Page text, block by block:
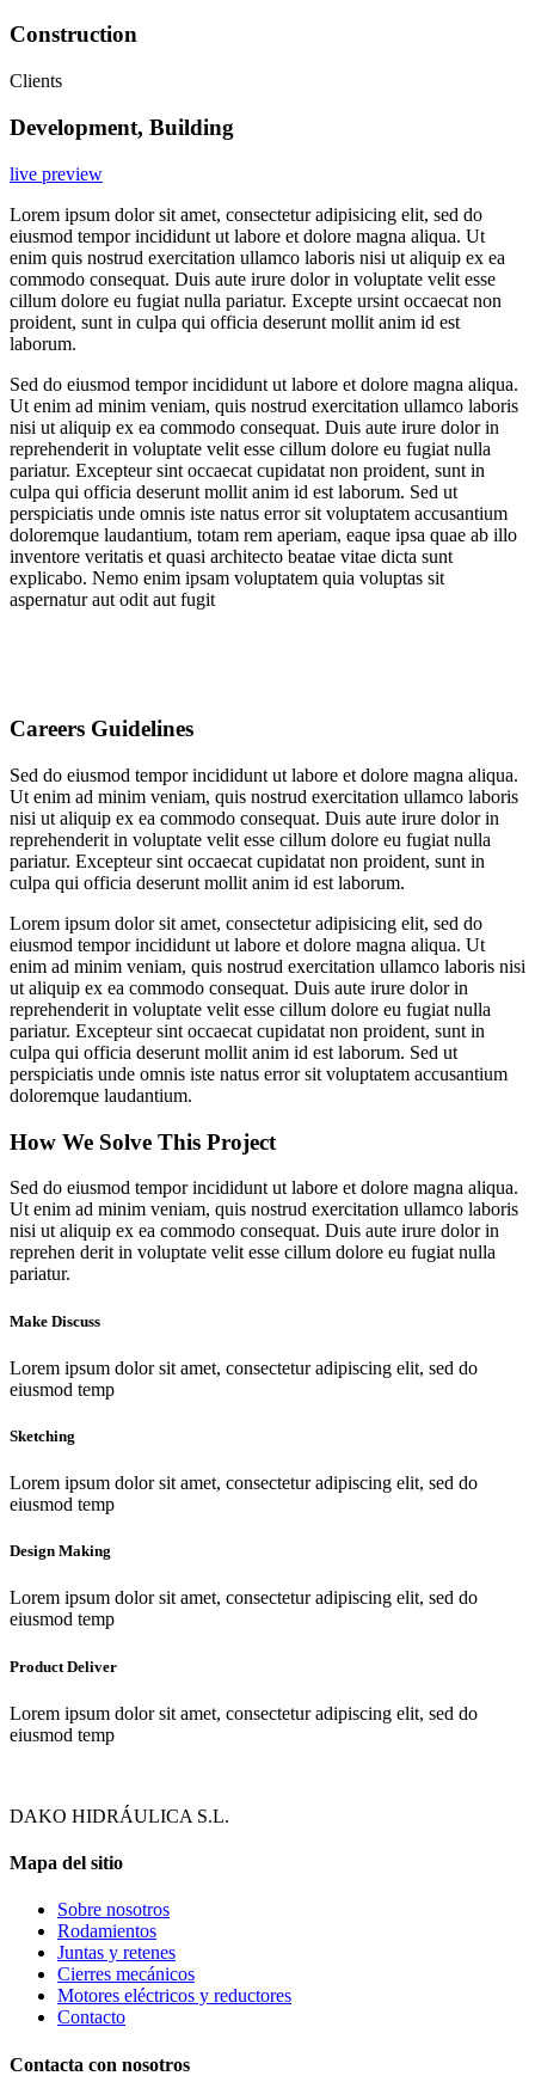
Construction
Clients
Development, Building
live preview
Lorem ipsum dolor sit amet, consectetur adipisicing elit, sed do
eiusmod tempor incididunt ut labore et dolore magna aliqua. Ut
enim quis nostrud exercitation ullamco laboris nisi ut aliquip ex ea
commodo consequat. Duis aute irure dolor in voluptate velit esse
cillum dolore eu fugiat nulla pariatur. Excepte ursint occaecat non
proident, sunt in culpa qui officia deserunt mollit anim id est
laborum.
Sed do eiusmod tempor incididunt ut labore et dolore magna aliqua.
Ut enim ad minim veniam, quis nostrud exercitation ullamco laboris
nisi ut aliquip ex ea commodo consequat. Duis aute irure dolor in
reprehenderit in voluptate velit esse cillum dolore eu fugiat nulla
pariatur. Excepteur sint occaecat cupidatat non proident, sunt in
culpa qui officia deserunt mollit anim id est laborum. Sed ut
perspiciatis unde omnis iste natus error sit voluptatem accusantium
doloremque laudantium, totam rem aperiam, eaque ipsa quae ab illo
inventore veritatis et quasi architecto beatae vitae dicta sunt
explicabo. Nemo enim ipsam voluptatem quia voluptas sit
aspernatur aut odit aut fugit
Careers Guidelines
Sed do eiusmod tempor incididunt ut labore et dolore magna aliqua.
Ut enim ad minim veniam, quis nostrud exercitation ullamco laboris
nisi ut aliquip ex ea commodo consequat. Duis aute irure dolor in
reprehenderit in voluptate velit esse cillum dolore eu fugiat nulla
pariatur. Excepteur sint occaecat cupidatat non proident, sunt in
culpa qui officia deserunt mollit anim id est laborum.
Lorem ipsum dolor sit amet, consectetur adipisicing elit, sed do
eiusmod tempor incididunt ut labore et dolore magna aliqua. Ut
enim ad minim veniam, quis nostrud exercitation ullamco laboris nisi
ut aliquip ex ea commodo consequat. Duis aute irure dolor in
reprehenderit in voluptate velit esse cillum dolore eu fugiat nulla
pariatur. Excepteur sint occaecat cupidatat non proident, sunt in
culpa qui officia deserunt mollit anim id est laborum. Sed ut
perspiciatis unde omnis iste natus error sit voluptatem accusantium
doloremque laudantium.
How We Solve This Project
Sed do eiusmod tempor incididunt ut labore et dolore magna aliqua.
Ut enim ad minim veniam, quis nostrud exercitation ullamco laboris
nisi ut aliquip ex ea commodo consequat. Duis aute irure dolor in
reprehen derit in voluptate velit esse cillum dolore eu fugiat nulla
pariatur.
Make Discuss
Lorem ipsum dolor sit amet, consectetur adipiscing elit, sed do
eiusmod temp
Sketching
Lorem ipsum dolor sit amet, consectetur adipiscing elit, sed do
eiusmod temp
Design Making
Lorem ipsum dolor sit amet, consectetur adipiscing elit, sed do
eiusmod temp
Product Deliver
Lorem ipsum dolor sit amet, consectetur adipiscing elit, sed do
eiusmod temp
DAKO HIDRÁULICA S.L.
Mapa del sitio
Sobre nosotros
Rodamientos
Juntas y retenes
Cierres mecánicos
Motores eléctricos y reductores
Contacto
Contacta con nosotros
nuestro
Estadísticas
podamos
funcionalidad
y estructura
de la web,
utilizaremos
las
estadísticas
de uso en la
sabremos qué
interesa más
de lo que
ofrecemos y
cómo poder
mejorar con
tu ayuda.
Experiencia
visita. Es una
hacerte
disfrutar del
paseo por
nuestra página.
Si rechaza estas
cookies,
algunas
funcionalidades
desaparecerán
de la web. Si
las aceptas, nos
serás de gran
ayuda.
Marketing
tus intereses y
mientras visitas
nuestro sitio,
aumentas la
posibilidad de
ver contenido y
personalizados.
realmente te
interesa.